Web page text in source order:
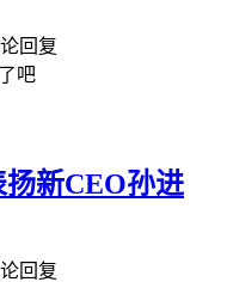
回复
吧
新CEO孙进
回复